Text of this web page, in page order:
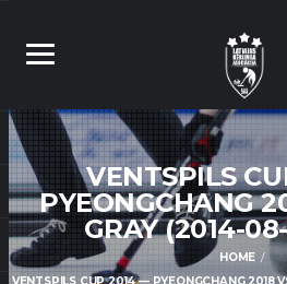
VENTSPILS
PYEONGCHANG
GRAY (2014-
HOME